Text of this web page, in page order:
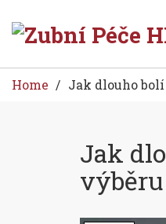
Home Jak dlouho
Jak